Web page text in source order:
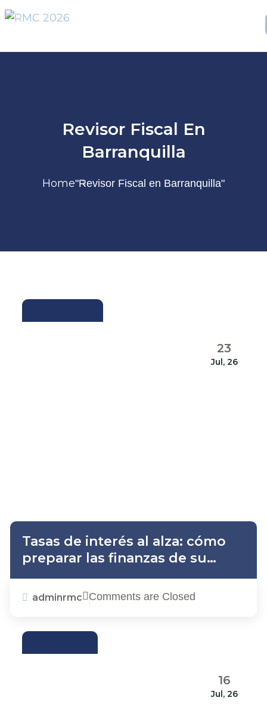
Revisor Fiscal En
Barranquilla
Home"Revisor Fiscal en Barranquilla"
23
Jul, 26
Tasas de interés al alza: cómo
preparar las finanzas de su
empresa ante un nuevo
escenario económico
adminrmc Comments are Closed
16
Jul, 26